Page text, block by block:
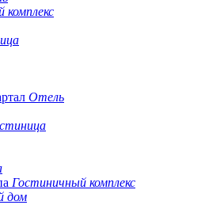
комплекс
Отель
Гостиничный комплекс
дом